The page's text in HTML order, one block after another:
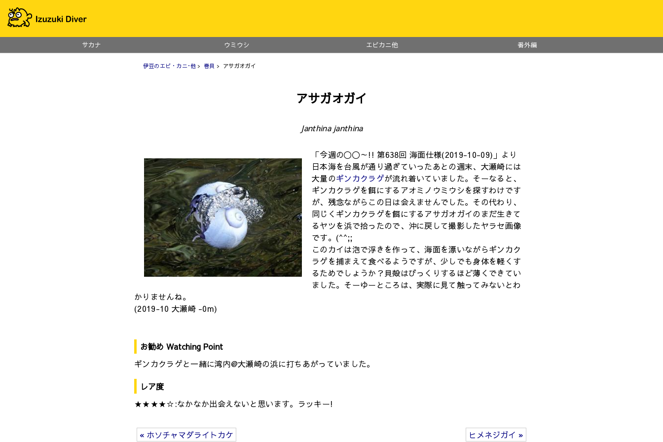
サカナ ウミウシ エビカニ他 番外編
伊豆のエビ・カニ･他 >巻貝 > アサガオガイ
アサガオガイ
Janthina janthina
「今週の〇〇～!! 第638回 海面仕様(2019-10-09)」より
日本海を台風が通り過ぎていったあとの週末、大瀬崎には
大量のギンカクラゲが流れ着いていました。そーなると、
ギンカクラゲを餌にするアオミノウミウシを探すわけです
が、残念ながらこの日は会えませんでした。その代わり、
同じくギンカクラゲを餌にするアサガオガイのまだ生きて
るヤツを浜で拾ったので、沖に戻して撮影したヤラセ画像
です。(^^;;
このカイは泡で浮きを作って、海面を漂いながらギンカク
ラゲを捕まえて食べるようですが、少しでも身体を軽くす
るためでしょうか？貝殻はびっくりするほど薄くできてい
ました。そーゆーところは、実際に見て触ってみないとわ
かりませんね。
(2019-10 大瀬崎 -0m)
お勧め Watching Point
ギンカクラゲと一緒に湾内@大瀬崎の浜に打ちあがっていました。
レア度
★★★★☆:なかなか出会えないと思います。ラッキー!
« ホソチャマダライトカケ ヒメネジガイ »